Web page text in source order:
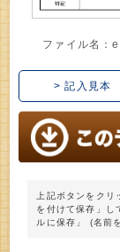
ファイル名
> 記入見本
上記ボタンをク
を付けて保存」し
ルに保存」 (名前